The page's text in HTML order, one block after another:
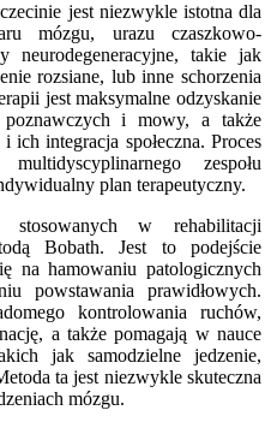
jest niezwykle istotna dla
mózgu, urazu czaszkowo-
neurodegeneracyjne, takie jak
rozsiane, lub inne schorzenia
jest maksymalne odzyskanie
i mowy, a także
integracja społeczna. Proces
zespołu
plan terapeutyczny.
w rehabilitacji
Bobath. Jest to podejście
na hamowaniu patologicznych
powstawania prawidłowych.
kontrolowania ruchów,
a także pomagają w nauce
jak samodzielne jedzenie,
ta jest niezwykle skuteczna
mózgu.